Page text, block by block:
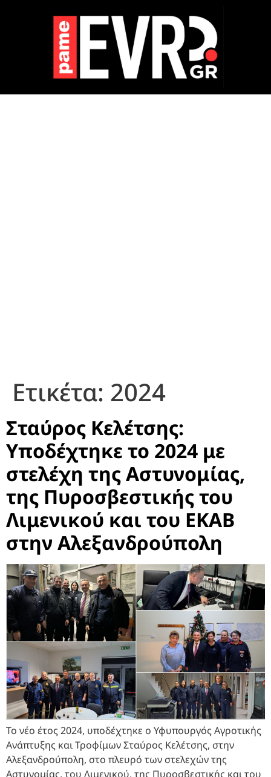
Ετικέτα: 2024
Σταύρος Κελέτσης:
Υποδέχτηκε το 2024 με
στελέχη της Αστυνομίας,
της Πυροσβεστικής του
Λιμενικού και του ΕΚΑΒ
στην Αλεξανδρούπολη
Το νέο έτος 2024, υποδέχτηκε ο Υφυπουργός Αγροτικής
Ανάπτυξης και Τροφίμων Σταύρος Κελέτσης, στην
Αλεξανδρούπολη, στο πλευρό των στελεχών της
Αστυνομίας, του Λιμενικού, της Πυροσβεστικής και του